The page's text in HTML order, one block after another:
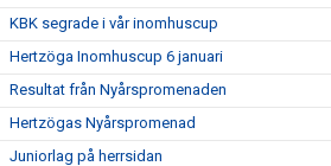
KBK segrade i vår inomhuscup
Hertzöga Inomhuscup 6 januari
Resultat från Nyårspromenaden
Hertzögas Nyårspromenad
Juniorlag på herrsidan